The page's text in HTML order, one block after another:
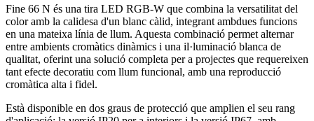
Fine 66 N és una tira LED RGB-W que combina la versatilitat del
color amb la calidesa d'un blanc càlid, integrant ambdues funcions
en una mateixa línia de llum. Aquesta combinació permet alternar
entre ambients cromàtics dinàmics i una il·luminació blanca de
qualitat, oferint una solució completa per a projectes que requereixen
tant efecte decoratiu com llum funcional, amb una reproducció
cromàtica alta i fidel.
Està disponible en dos graus de protecció que amplien el seu rang